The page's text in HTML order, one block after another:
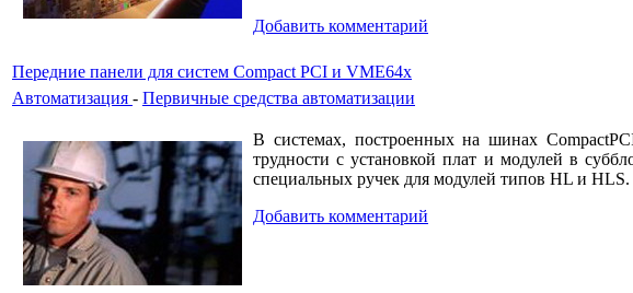
Добавить комментарий
Передние панели для систем Compact PCI и VME64x
Автоматизация - Первичные средства автоматизации
В системах, построенных на шинах
трудности с установкой плат и модулей в
специальных ручек для модулей типов HL и
Добавить комментарий